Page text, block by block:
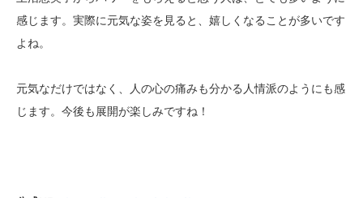
感じます。実際に元気な姿を見ると、嬉しくなることが多いです
よね。
元気なだけではなく、人の心の痛みも分かる人情派のようにも感
じます。今後も展開が楽しみですね！